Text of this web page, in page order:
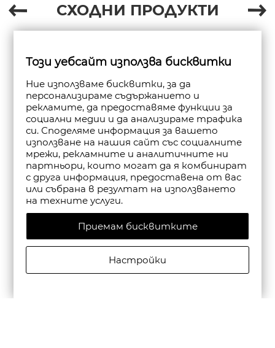
СХОДНИ ПРОДУКТИ
Този уебсайт използва бисквитки
Ние използваме бисквитки, за да
персонализираме съдържанието и
рекламите, да предоставяме функции за
социални медии и да анализираме трафика
си. Споделяме информация за вашето
използване на нашия сайт със социалните
мрежи, рекламните и аналитичните ни
партньори, които могат да я комбинират
с друга информация, предоставена от вас
или събрана в резултат на използването
на техните услуги.
Приемам бисквитките
Настройки